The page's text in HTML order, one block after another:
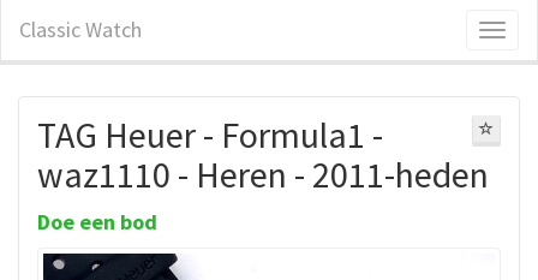
Classic Watch
TAG Heuer - Formula1 -
waz1110 - Heren - 2011-heden
Doe een bod